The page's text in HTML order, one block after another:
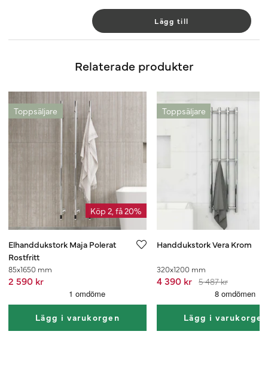
Lägg till
Relaterade produkter
Toppsäljare
Köp 2, få 20%
Elhanddukstork Maja Polerat
Rostfritt
85x1650 mm
2 590 kr
Lägg i varukorgen
Toppsäljare
Handdukstork Vera Krom
320x1200 mm
4 390 kr 5 487 kr
Lägg i varukorgen